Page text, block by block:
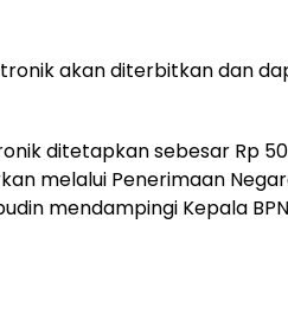
akan diterbitkan dan
ditetapkan sebesar Rp
melalui Penerimaan
mendampingi Kepala